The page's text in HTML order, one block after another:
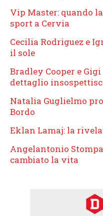
Vip Master: quando
sport a Cervia
Cecilia Rodriguez e
il sole
Bradley Cooper e
dettaglio
Natalia Guglielmo
Bordo
Eklan Lamaj: la
Angelantonio
cambiato la vita